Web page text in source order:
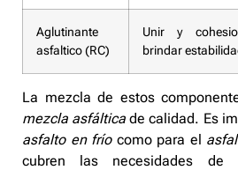
Aglutinante
asfaltico (RC)
Unir y
brindar
La mezcla de estos
mezcla asfáltica de calidad. Es
asfalto en fríocomo para el
cubren las necesidades